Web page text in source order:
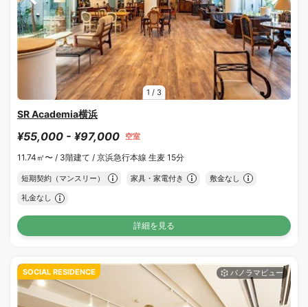
1 / 3
SR Academia横浜
¥55,000 - ¥97,000 空室
11.74㎡〜 / 3階建て / 京浜急行本線 生麦 15分
短期契約（マンスリー） 家具・家電付き 敷金なし
礼金なし
詳細を見る
SOCIAL RESIDENCE